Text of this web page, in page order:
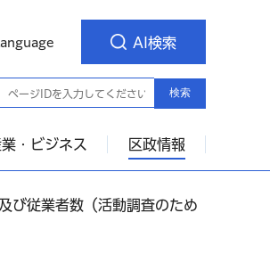
AI検索
検索
・ビジネス 区政情報
び従業者数（活動調査のため